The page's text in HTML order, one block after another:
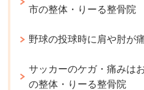
市の整体・りーる整骨院
野球の投球時に肩や肘が
サッカーのケガ・痛みは
の整体・りーる整骨院